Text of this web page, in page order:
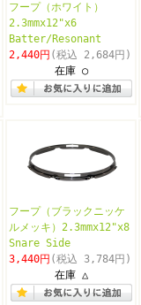
フープ（ホワイト）
2.3mmx12"x6
Batter/Resonant
2,440円 (税込 2,684円)
在庫 ○
フープ（ブラックニッケ
ルメッキ）2.3mmx12"x8
Snare Side
3,440円 (税込 3,784円)
在庫 △